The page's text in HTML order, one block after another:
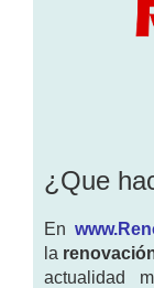
¿Que
En
la
actualidad